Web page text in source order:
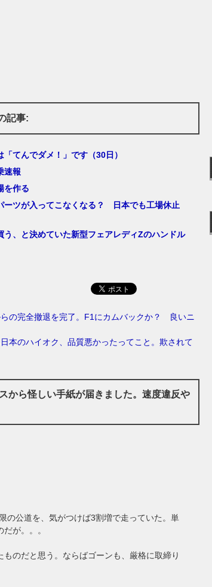
記事:
てんでダメ！」です（30日）
速報
を作る
ーツが入ってこなくなる？ 日本でも工場休止
う、と決めていた新型フェアレディZのハンドル
の完全撤退を完了。F1にカムバックか？ 良いニ
本のハイオク、品質悪かったってこと。欺されて
から怪しい手紙が届きました。速度違反や
の公道を、気がつけば3割増で走っていた。単
が。。。
のだと思う。ならばゴーンも、厳格に取締り